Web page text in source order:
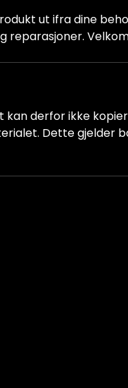
ut ifra dine
reparasjoner.
derfor ikke
Dette gjelder